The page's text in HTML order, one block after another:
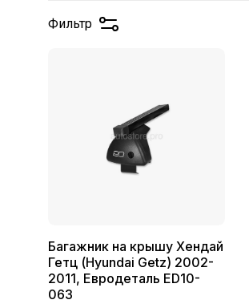
Фильтр
Багажник на крышу Хендай
Гетц (Hyundai Getz) 2002-
2011, Евродеталь ED10-
063